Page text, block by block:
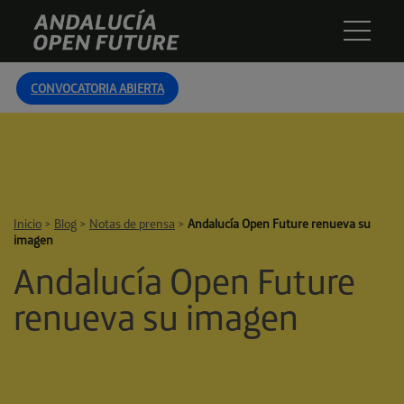
content
Andalucía
Open
Future
CONVOCATORIA ABIERTA
Inicio > Blog > Notas de prensa > Andalucía Open Future renueva su
imagen
Andalucía Open Future
renueva su imagen